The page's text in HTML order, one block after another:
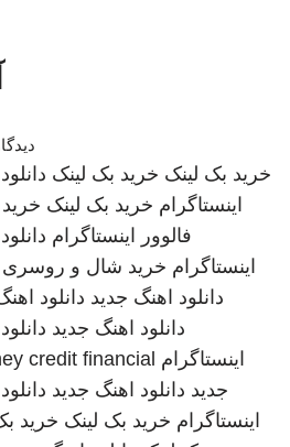
خرید بک لینک خرید بک لینک
اینستاگرام خرید بک لینک خرید
فالوور اینستاگرام
اینستاگرام خرید شال و روسری
دانلود اهنگ جدید دانلود
دانلود اهنگ جدید
اینستاگرام credit financial
جدید دانلود اهنگ جدید
اینستاگرام خرید بک لینک خرید